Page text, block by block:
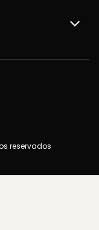
reservados